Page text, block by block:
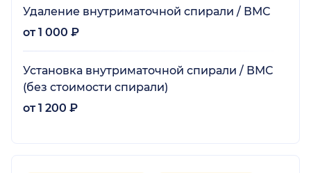
Удаление внутриматочной спирали / ВМС
от 1 000 ₽
Установка внутриматочной спирали / ВМС
(без стоимости спирали)
от 1 200 ₽